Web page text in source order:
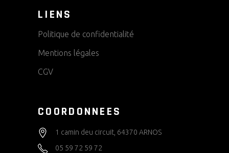
LIENS
Politique de confidentialité
Mentions légales
CGV
COORDONNEES
1 camin deu circuit, 64370 ARNOS
05 59 72 59 72